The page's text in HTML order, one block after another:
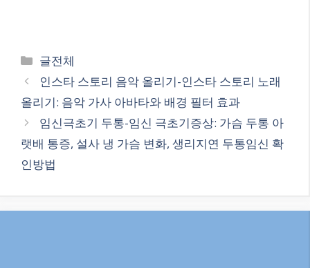
Categories
글전체
인스타 스토리 음악 올리기-인스타 스토리 노래
올리기: 음악 가사 아바타와 배경 필터 효과
임신극초기 두통-임신 극초기증상: 가슴 두통 아
랫배 통증, 설사 냉 가슴 변화, 생리지연 두통임신 확
인방법